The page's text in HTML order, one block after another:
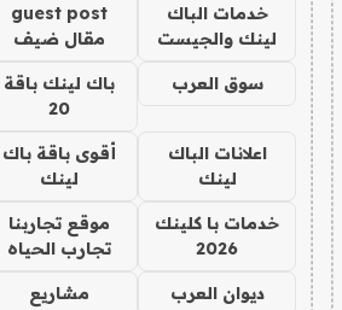
خدمات الباك
لينك والجيست
guest post
مقال ضيف
سوق العرب
باك لينك باقة
20
اعلانات الباك
لينك
أقوى باقة باك
لينك
خدمات با كلينك
2026
موقع تجاربنا
تجارب الحياه
ديوان العرب مشاريع